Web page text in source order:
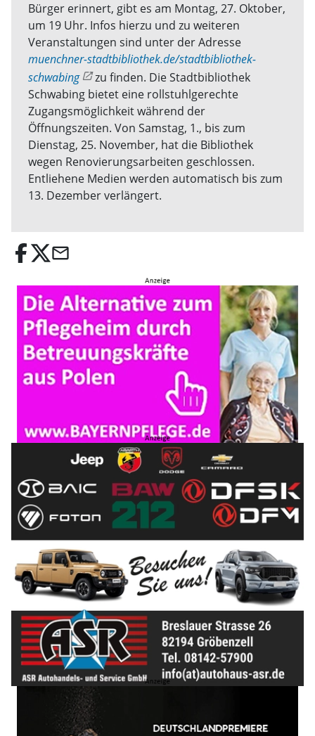
Bürger erinnert, gibt es am Montag, 27. Oktober,
um 19 Uhr. Infos hierzu und zu weiteren
Veranstaltungen sind unter der Adresse
muenchner-stadtbibliothek.de/stadtbibliothek-
schwabing
zu finden. Die Stadtbibliothek
Schwabing bietet eine rollstuhlgerechte
Zugangsmöglichkeit während der
Öffnungszeiten. Von Samstag, 1., bis zum
Dienstag, 25. November, hat die Bibliothek
wegen Renovierungsarbeiten geschlossen.
Entliehene Medien werden automatisch bis zum
13. Dezember verlängert.
email